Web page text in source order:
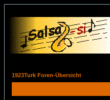
1923Turk Foren-Übersicht